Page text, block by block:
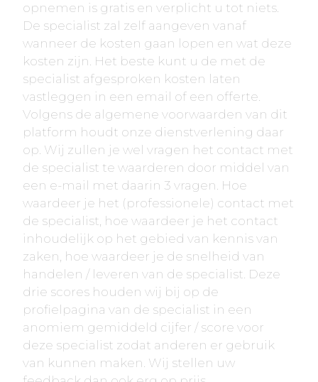
opnemen is gratis en verplicht u tot niets.
De specialist zal zelf aangeven vanaf
wanneer de kosten gaan lopen en wat deze
kosten zijn. Het beste kunt u de met de
specialist afgesproken kosten laten
vastleggen in een email of een offerte.
Volgens de algemene voorwaarden van dit
platform houdt onze dienstverlening daar
op. Wij zullen je wel vragen het contact met
de specialist te waarderen door middel van
een e-mail met daarin 3 vragen. Hoe
waardeer je het (professionele) contact met
de specialist, hoe waardeer je het contact
inhoudelijk op het gebied van kennis van
zaken, hoe waardeer je de snelheid van
handelen / leveren van de specialist. Deze
drie scores houden wij bij op de
profielpagina van de specialist in een
anomiem gemiddeld cijfer / score voor
deze specialist zodat anderen er gebruik
van kunnen maken. Wij stellen uw